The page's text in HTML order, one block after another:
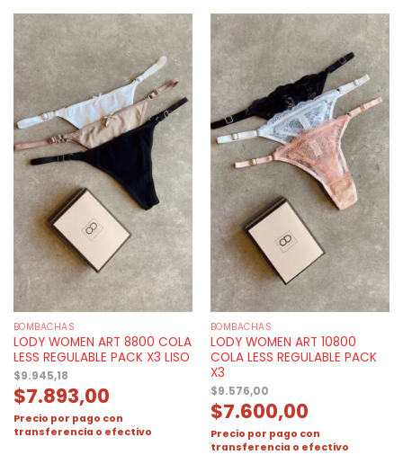
BOMBACHAS
LODY WOMEN ART 8800 COLA
LESS REGULABLE PACK X3 LISO
$9.945,18
$7.893,00
Precio por pago con
transferencia o efectivo
BOMBACHAS
LODY WOMEN ART 10800
COLA LESS REGULABLE PACK
X3
$9.576,00
$7.600,00
Precio por pago con
transferencia o efectivo